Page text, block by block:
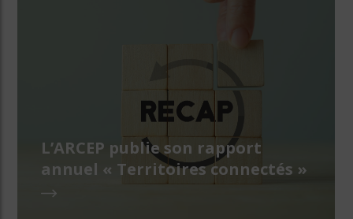
L’ARCEP publie son rapport
annuel « Territoires connectés »